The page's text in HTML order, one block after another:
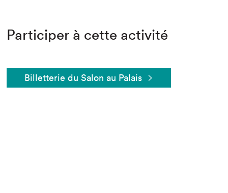
Participer à cette activité
Billetterie du Salon au Palais